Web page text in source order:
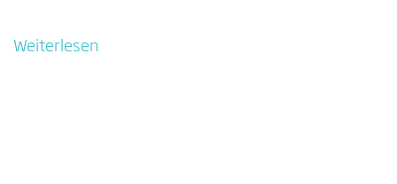
Weiterlesen